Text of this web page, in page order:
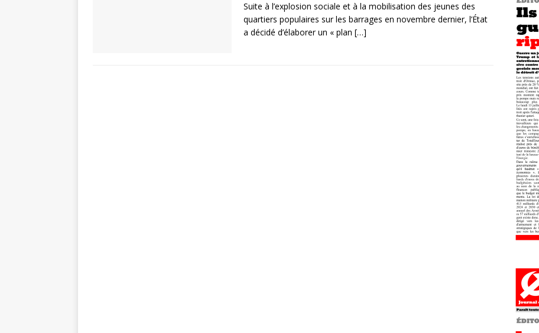
Suite à l’explosion sociale et à la mobilisation des jeunes des
quartiers populaires sur les barrages en novembre dernier, l’État
a décidé d’élaborer un « plan […]